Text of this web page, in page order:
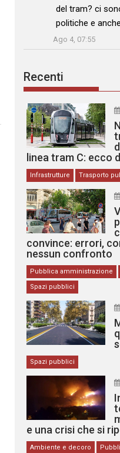
del tram? ci
politiche e
Ago 4, 07:55
Recenti
linea tram C: ecco
Infrastrutture Trasporto
convince: errori,
nessun confronto
Pubblica amministrazione
Spazi pubblici
Spazi pubblici
e una crisi che si
Ambiente e decoro